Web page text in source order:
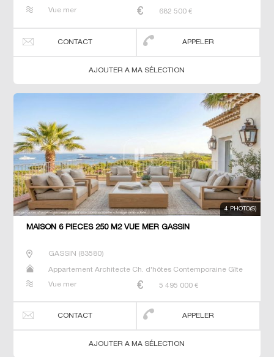
Terrain Villa
Vue mer 682 500 €
CONTACT APPELER
AJOUTER A MA SÉLECTION
4 PHOTO(S)
MAISON 6 PIECES 250 M2 VUE MER GASSIN
GASSIN (83580)
Appartement Architecte Ch. d'hôtes Contemporaine Gîte
Terrain Villa
Vue mer 5 495 000 €
CONTACT APPELER
AJOUTER A MA SÉLECTION